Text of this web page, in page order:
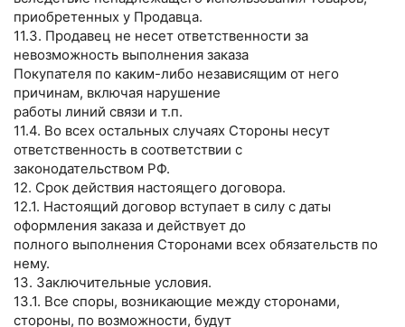
приобретенных у Продавца.
11.3. Продавец не несет ответственности за
невозможность выполнения заказа
Покупателя по каким-либо независящим от него
причинам, включая нарушение
работы линий связи и т.п.
11.4. Во всех остальных случаях Стороны несут
ответственность в соответствии с
законодательством РФ.
12. Срок действия настоящего договора.
12.1. Настоящий договор вступает в силу с даты
оформления заказа и действует до
полного выполнения Сторонами всех обязательств по
нему.
13. Заключительные условия.
13.1. Все споры, возникающие между сторонами,
стороны, по возможности, будут